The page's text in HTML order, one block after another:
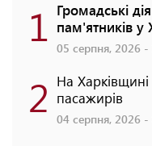
1 Громадські
пам'ятників у
05 серпня, 2026 -
2 На
пасажирів
04 серпня, 2026 -